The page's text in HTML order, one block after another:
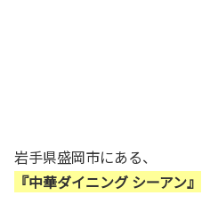
岩手県盛岡市にある、
『中華ダイニング シーアン』